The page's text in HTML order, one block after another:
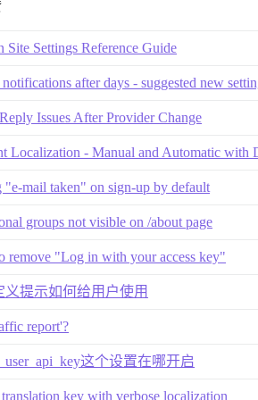
Site Settings Reference Guide
after days - suggested new
Issues After Provider Change
Localization - Manual and Automatic with
"e-mail taken" on sign-up by default
groups not visible on /about page
remove "Log in with your access key"
义提示如何给用户使用
report'?
这个设置在哪开启
key with verbose localization